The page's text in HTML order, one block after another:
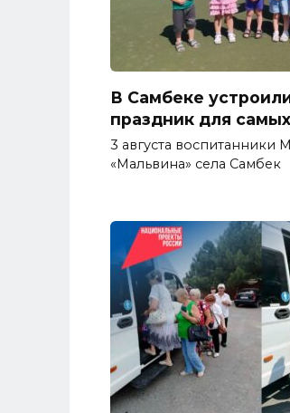
В Самбеке
праздник для
3 августа
«Мальвина» села Самбек